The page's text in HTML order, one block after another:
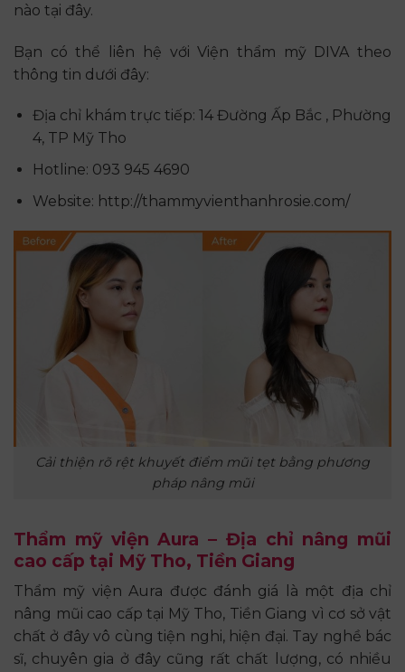
nào tại đây.
Bạn có thể liên hệ với Viện thẩm mỹ DIVA theo
thông tin dưới đây:
Địa chỉ khám trực tiếp: 14 Đường Ấp Bắc , Phường
4, TP Mỹ Tho
Hotline: 093 945 4690
Website: http://thammyvienthanhrosie.com/
Cải thiện rõ rệt khuyết điểm mũi tẹt bằng phương
pháp nâng mũi
Thẩm mỹ viện Aura – Địa chỉ nâng mũi
cao cấp tại Mỹ Tho, Tiền Giang
Thẩm mỹ viện Aura được đánh giá là một địa chỉ
nâng mũi cao cấp tại Mỹ Tho, Tiền Giang vì cơ sở vật
chất ở đây vô cùng tiện nghi, hiện đại. Tay nghề bác
sĩ, chuyên gia ở đây cũng rất chất lượng, có nhiều